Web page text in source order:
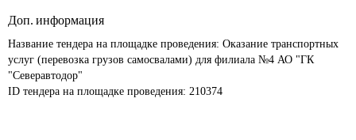
Доп. информация
Название тендера на площадке проведения: Оказание транспортных
услуг (перевозка грузов самосвалами) для филиала №4 АО "ГК
"Северавтодор"
ID тендера на площадке проведения: 210374